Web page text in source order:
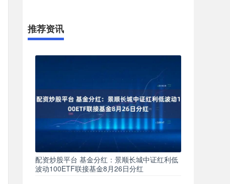
推荐资讯
配资炒股平台 基金分红：景顺长城中证红利低
波动100ETF联接基金8月26日分红